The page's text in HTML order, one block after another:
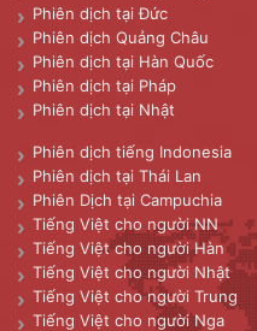
Phiên dịch tại Đức
Phiên dịch Quảng Châu
Phiên dịch tại Hàn Quốc
Phiên dịch tại Pháp
Phiên dịch tại Nhật
Phiên dịch tiếng Indonesia
Phiên dịch tại Thái Lan
Phiên Dịch tại Campuchia
Tiếng Việt cho người NN
Tiếng Việt cho người Hàn
Tiếng Việt cho người Nhật
Tiếng Việt cho người Trung
Tiếng Việt cho người Nga